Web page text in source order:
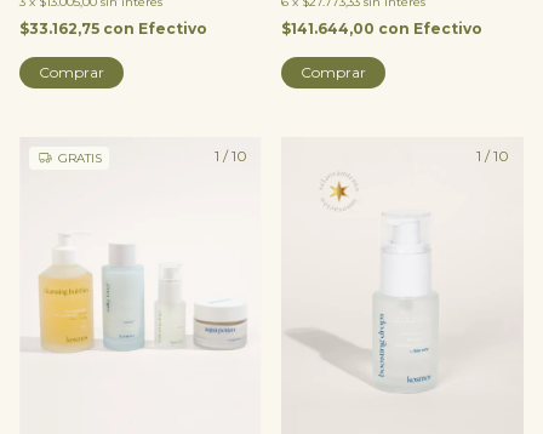
$33.162,75 con Efectivo $141.644,00 con Efectivo
Comprar
1 /10
GRATIS 1 /10